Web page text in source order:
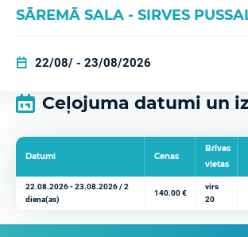
SĀREMĀ SALA - SIRVES
22/08/ - 23/08/2026
Ceļojuma datumi un
Datumi Cenas
Brīvas
vietas
22.08.2026 - 23.08.2026 / 2
diena(as)
140.00 €
virs
20